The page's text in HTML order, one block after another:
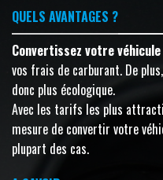
QUELS AVANTAGES ?
Convertissez votre
vos frais de carburant. De plus,
donc plus écologique.
Avec les tarifs les plus
mesure de convertir votre
plupart des cas.